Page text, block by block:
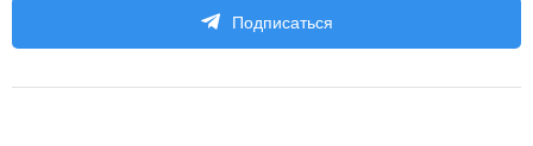
Подписаться